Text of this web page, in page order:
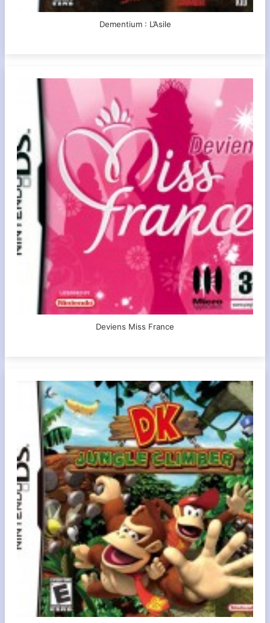
Dementium : L’Asile
Deviens Miss France